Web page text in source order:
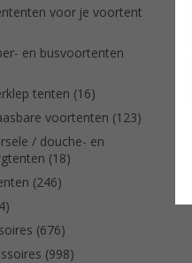
voor je voortent
en busvoortenten
tenten (16)
voortenten (123)
/ douche- en
(18)
(246)
(676)
(998)